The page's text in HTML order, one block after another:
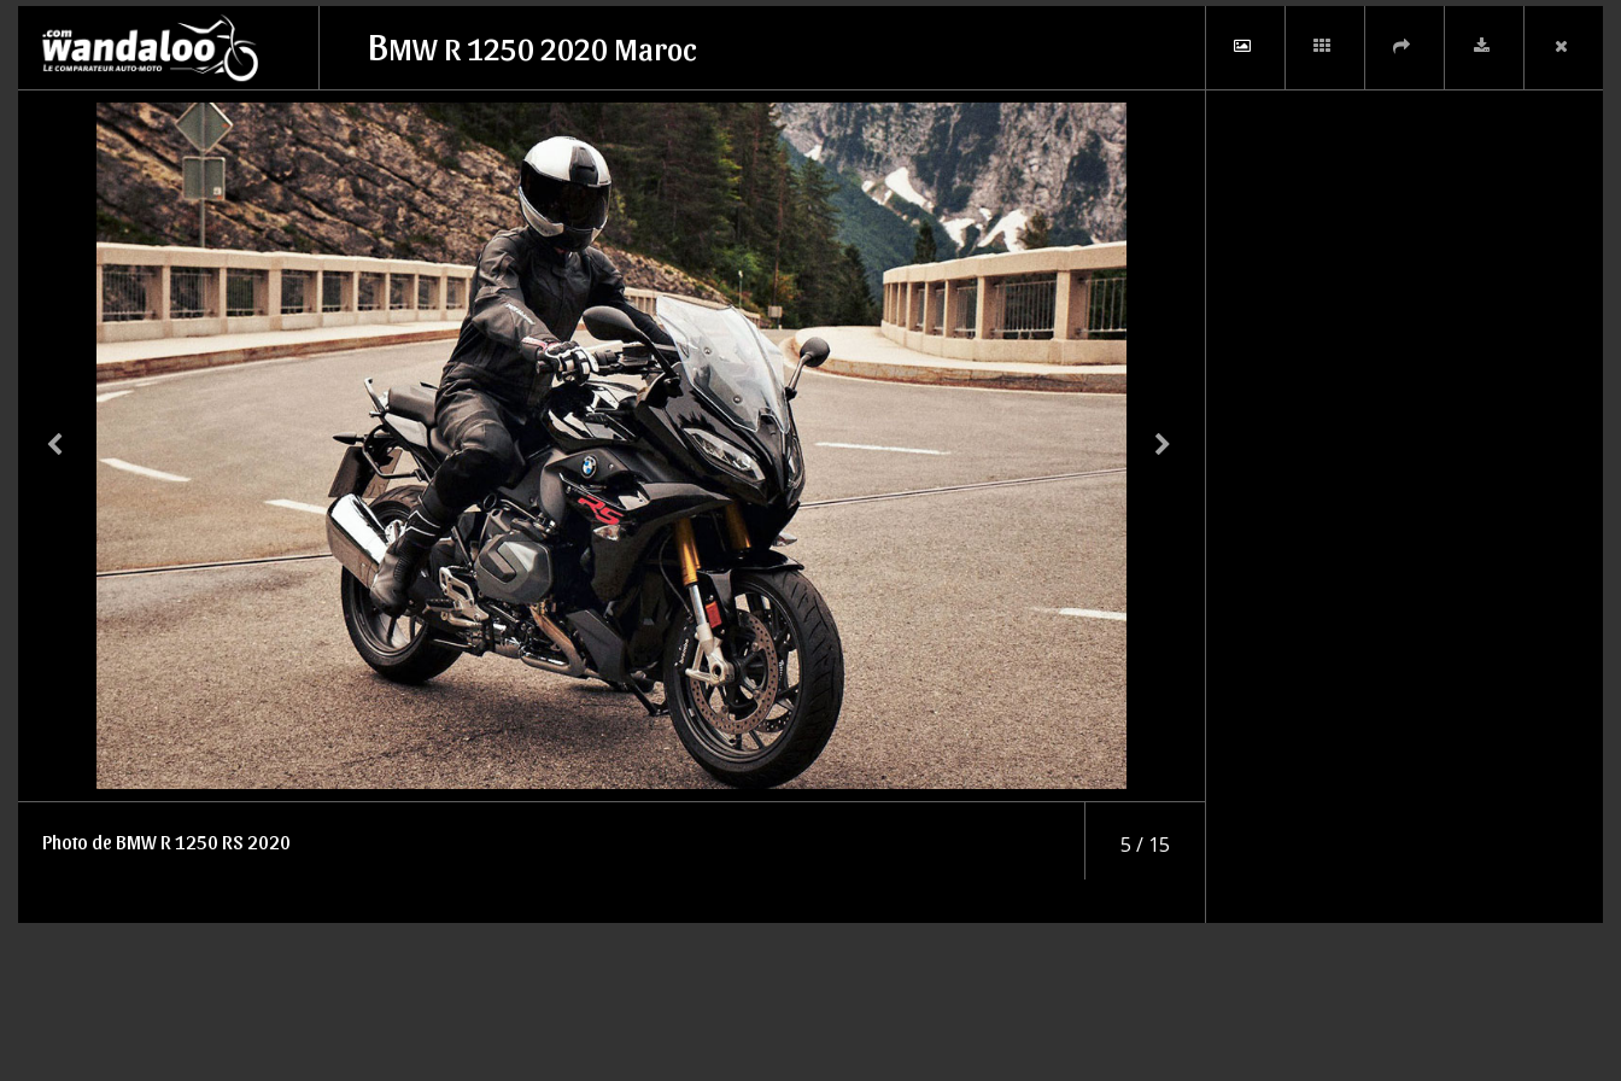
BMW R 1250 2020 Maroc
Photo de BMW R 1250 RS 2020 5 / 15